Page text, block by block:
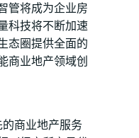
管将成为企业房
科技将不断加速
态圈提供全面的
商业地产领域创
商业地产服务